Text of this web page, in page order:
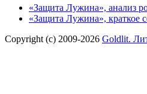
«Защита Лужина», анализ
«Защита Лужина», краткое
Copyright (c) 2009-2026 Goldlit.